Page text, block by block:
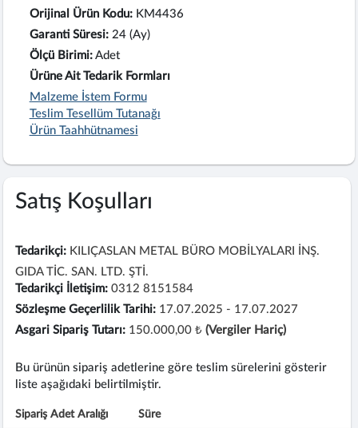
Orijinal Ürün Kodu: KM4436
Garanti Süresi: 24 (Ay)
Ölçü Birimi: Adet
Ürüne Ait Tedarik Formları
Malzeme İstem Formu
Teslim Tesellüm Tutanağı
Ürün Taahhütnamesi
Satış Koşulları
Tedarikçi: KILIÇASLAN METAL BÜRO MOBİLYALARI İNŞ.
GIDA TİC. SAN. LTD. ŞTİ.
Tedarikçi İletişim: 0312 8151584
Sözleşme Geçerlilik Tarihi: 17.07.2025 - 17.07.2027
Asgari Sipariş Tutarı: 150.000,00 ₺(Vergiler Hariç)
Bu ürünün sipariş adetlerine göre teslim sürelerini gösterir
liste aşağıdaki belirtilmiştir.
Sipariş Adet Aralığı Süre